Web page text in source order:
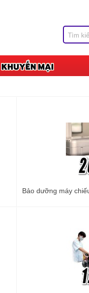
Bảo dưỡng máy